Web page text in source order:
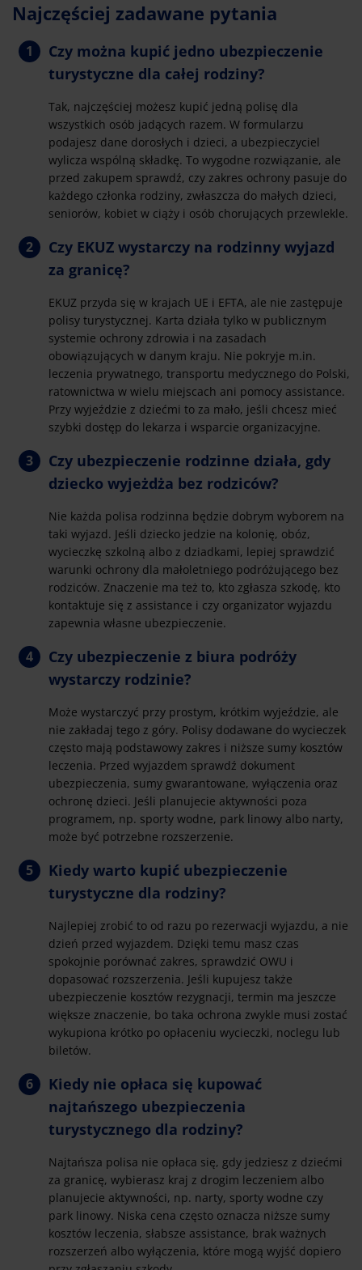
Najczęściej zadawane pytania
Czy można kupić jedno ubezpieczenie
turystyczne dla całej rodziny?
Tak, najczęściej możesz kupić jedną polisę dla
wszystkich osób jadących razem. W formularzu
podajesz dane dorosłych i dzieci, a ubezpieczyciel
wylicza wspólną składkę. To wygodne rozwiązanie, ale
przed zakupem sprawdź, czy zakres ochrony pasuje do
każdego członka rodziny, zwłaszcza do małych dzieci,
seniorów, kobiet w ciąży i osób chorujących przewlekle.
Czy EKUZ wystarczy na rodzinny wyjazd
za granicę?
EKUZ przyda się w krajach UE i EFTA, ale nie zastępuje
polisy turystycznej. Karta działa tylko w publicznym
systemie ochrony zdrowia i na zasadach
obowiązujących w danym kraju. Nie pokryje m.in.
leczenia prywatnego, transportu medycznego do Polski,
ratownictwa w wielu miejscach ani pomocy assistance.
Przy wyjeździe z dziećmi to za mało, jeśli chcesz mieć
szybki dostęp do lekarza i wsparcie organizacyjne.
Czy ubezpieczenie rodzinne działa, gdy
dziecko wyjeżdża bez rodziców?
Nie każda polisa rodzinna będzie dobrym wyborem na
taki wyjazd. Jeśli dziecko jedzie na kolonię, obóz,
wycieczkę szkolną albo z dziadkami, lepiej sprawdzić
warunki ochrony dla małoletniego podróżującego bez
rodziców. Znaczenie ma też to, kto zgłasza szkodę, kto
kontaktuje się z assistance i czy organizator wyjazdu
zapewnia własne ubezpieczenie.
Czy ubezpieczenie z biura podróży
wystarczy rodzinie?
Może wystarczyć przy prostym, krótkim wyjeździe, ale
nie zakładaj tego z góry. Polisy dodawane do wycieczek
często mają podstawowy zakres i niższe sumy kosztów
leczenia. Przed wyjazdem sprawdź dokument
ubezpieczenia, sumy gwarantowane, wyłączenia oraz
ochronę dzieci. Jeśli planujecie aktywności poza
programem, np. sporty wodne, park linowy albo narty,
może być potrzebne rozszerzenie.
Kiedy warto kupić ubezpieczenie
turystyczne dla rodziny?
Najlepiej zrobić to od razu po rezerwacji wyjazdu, a nie
dzień przed wyjazdem. Dzięki temu masz czas
spokojnie porównać zakres, sprawdzić OWU i
dopasować rozszerzenia. Jeśli kupujesz także
ubezpieczenie kosztów rezygnacji, termin ma jeszcze
większe znaczenie, bo taka ochrona zwykle musi zostać
wykupiona krótko po opłaceniu wycieczki, noclegu lub
biletów.
Kiedy nie opłaca się kupować
najtańszego ubezpieczenia
turystycznego dla rodziny?
Najtańsza polisa nie opłaca się, gdy jedziesz z dziećmi
za granicę, wybierasz kraj z drogim leczeniem albo
planujecie aktywności, np. narty, sporty wodne czy
park linowy. Niska cena często oznacza niższe sumy
kosztów leczenia, słabsze assistance, brak ważnych
rozszerzeń albo wyłączenia, które mogą wyjść dopiero